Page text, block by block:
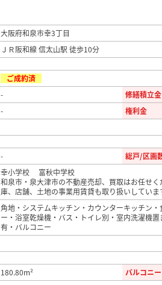
大阪府和泉市幸3丁目
ＪＲ阪和線 信太山駅 徒歩10分
ご成約済
- 修繕積立金
- 権利金
- 総戸/区画
幸小学校 富秋中学校
和泉市・泉大津市の不動産売却、買取はお任せ
庫、店舗、土地の事業用賃貸も取り扱いしていま
角地・システムキッチン・カウンターキッチン
ー・浴室乾燥機・バス・トイレ別・室内洗濯機
有・バルコニー
180.80m² バルコニー